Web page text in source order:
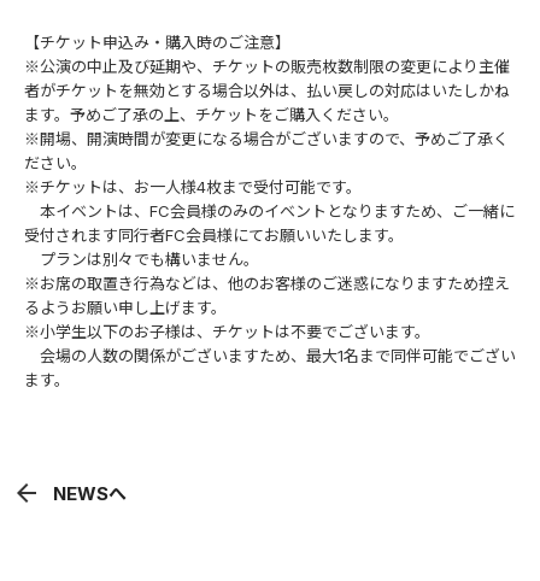
【チケット申込み・購入時のご注意】
※公演の中止及び延期や、チケットの販売枚数制限の変更により主催
者がチケットを無効とする場合以外は、払い戻しの対応はいたしかね
ます。予めご了承の上、チケットをご購入ください。
※開場、開演時間が変更になる場合がございますので、予めご了承く
ださい。
※チケットは、お一人様4枚まで受付可能です。
本イベントは、FC会員様のみのイベントとなりますため、ご一緒に
受付されます同行者FC会員様にてお願いいたします。
プランは別々でも構いません。
※お席の取置き行為などは、他のお客様のご迷惑になりますため控え
るようお願い申し上げます。
※小学生以下のお子様は、チケットは不要でございます。
会場の人数の関係がございますため、最大1名まで同伴可能でござい
ます。
arrow_back NEWSへ